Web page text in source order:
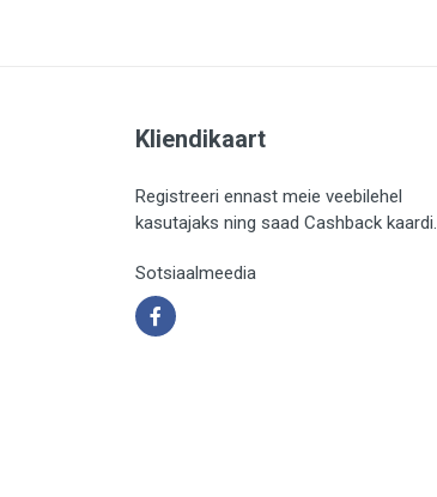
Kliendikaart
Registreeri ennast meie veebilehel
kasutajaks ning saad Cashback kaardi.
Sotsiaalmeedia